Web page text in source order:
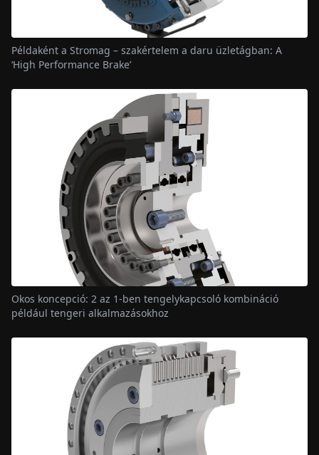
Példaként a Stromag – szakértelem a daru üzletágban: A
‘High Performance Brake’
Okos koncepció: 2 az 1-ben tengelykapcsoló kombináció
például tengeri alkalmazásokhoz